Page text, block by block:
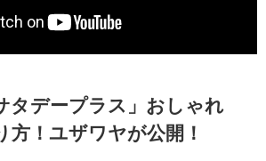
タデープラス」おしゃれ
方！ユザワヤが公開！